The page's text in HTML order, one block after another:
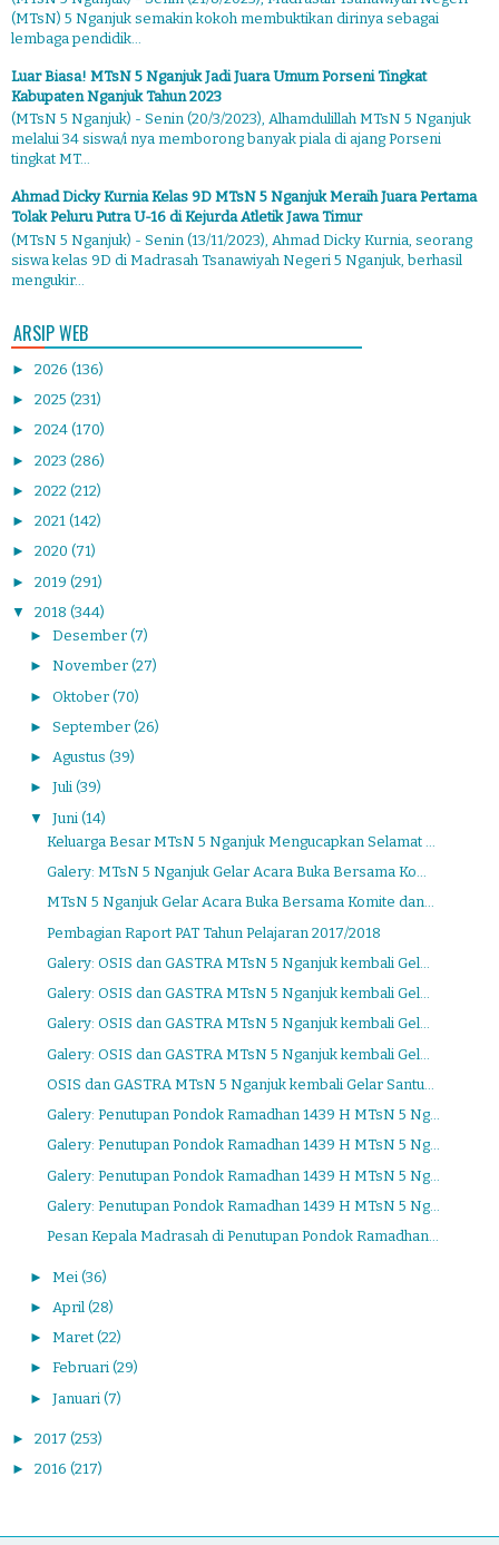
(MTsN) 5 Nganjuk semakin kokoh membuktikan dirinya sebagai
lembaga pendidik...
Luar Biasa! MTsN 5 Nganjuk Jadi Juara Umum Porseni Tingkat
Kabupaten Nganjuk Tahun 2023
(MTsN 5 Nganjuk) - Senin (20/3/2023), Alhamdulillah MTsN 5 Nganjuk
melalui 34 siswa/i nya memborong banyak piala di ajang Porseni
tingkat MT...
Ahmad Dicky Kurnia Kelas 9D MTsN 5 Nganjuk Meraih Juara Pertama
Tolak Peluru Putra U-16 di Kejurda Atletik Jawa Timur
(MTsN 5 Nganjuk) - Senin (13/11/2023), Ahmad Dicky Kurnia, seorang
siswa kelas 9D di Madrasah Tsanawiyah Negeri 5 Nganjuk, berhasil
mengukir...
ARSIP WEB
► 2026 (136)
► 2025 (231)
► 2024 (170)
► 2023 (286)
► 2022 (212)
► 2021 (142)
► 2020 (71)
► 2019 (291)
▼ 2018 (344)
► Desember (7)
► November (27)
► Oktober (70)
► September (26)
► Agustus (39)
► Juli (39)
▼ Juni (14)
Keluarga Besar MTsN 5 Nganjuk Mengucapkan Selamat ...
Galery: MTsN 5 Nganjuk Gelar Acara Buka Bersama Ko...
MTsN 5 Nganjuk Gelar Acara Buka Bersama Komite dan...
Pembagian Raport PAT Tahun Pelajaran 2017/2018
Galery: OSIS dan GASTRA MTsN 5 Nganjuk kembali Gel...
Galery: OSIS dan GASTRA MTsN 5 Nganjuk kembali Gel...
Galery: OSIS dan GASTRA MTsN 5 Nganjuk kembali Gel...
Galery: OSIS dan GASTRA MTsN 5 Nganjuk kembali Gel...
OSIS dan GASTRA MTsN 5 Nganjuk kembali Gelar Santu...
Galery: Penutupan Pondok Ramadhan 1439 H MTsN 5 Ng...
Galery: Penutupan Pondok Ramadhan 1439 H MTsN 5 Ng...
Galery: Penutupan Pondok Ramadhan 1439 H MTsN 5 Ng...
Galery: Penutupan Pondok Ramadhan 1439 H MTsN 5 Ng...
Pesan Kepala Madrasah di Penutupan Pondok Ramadhan...
► Mei (36)
► April (28)
► Maret (22)
► Februari (29)
► Januari (7)
► 2017 (253)
► 2016 (217)